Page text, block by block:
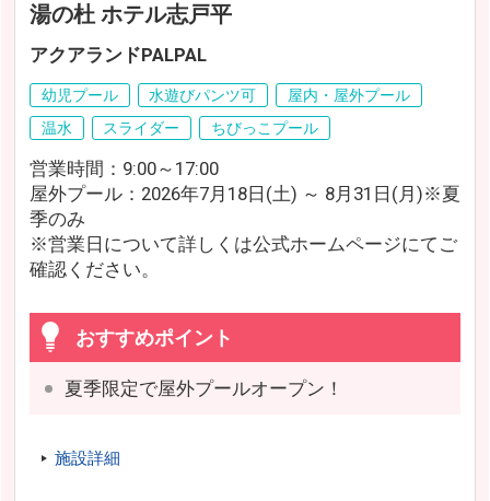
湯の杜 ホテル志戸平
アクアランドPALPAL
幼児プール 水遊びパンツ可
屋内・屋外プール
温水
スライダー ちびっこプール
営業時間：9:00～17:00
屋外プール：2026年7月18日(土) ～ 8月31日(月)※夏
季のみ
※営業日について詳しくは公式ホームページにてご
確認ください。
おすすめポイント
夏季限定で屋外プールオープン！
施設詳細